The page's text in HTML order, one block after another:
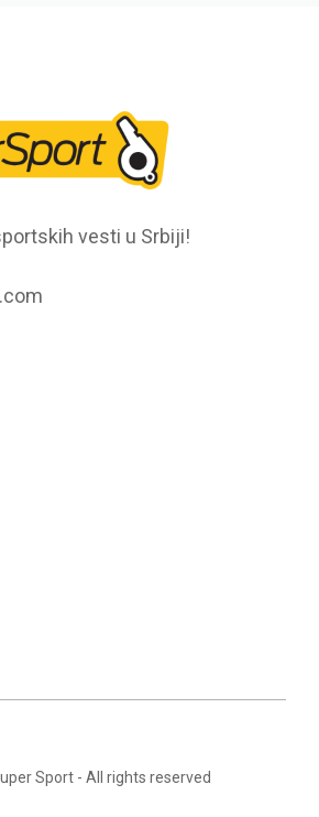
vesti u Srbiji!
Sport- All rights reserved